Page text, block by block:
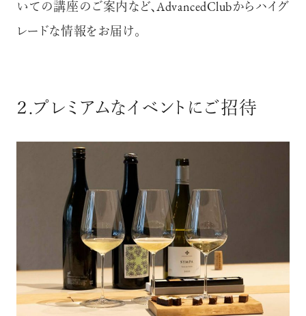
いての講座のご案内など、AdvancedClubからハイグ
レードな情報をお届け。
２.プレミアムなイベントにご招待